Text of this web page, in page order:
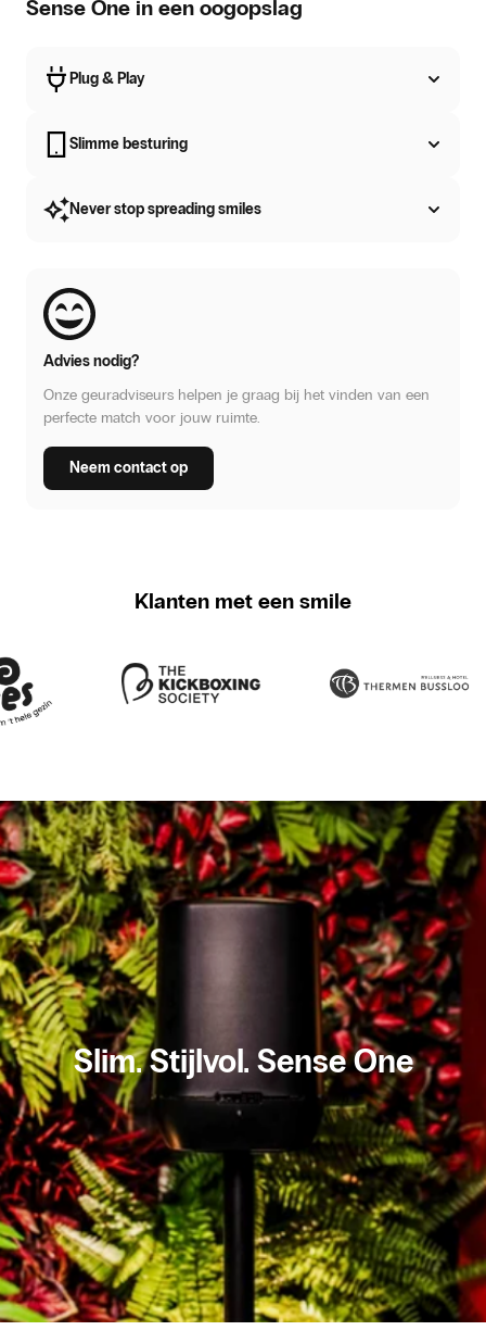
Sense One in een oogopslag
Plug & Play
Slimme besturing
Never stop spreading smiles
Advies nodig?
Onze geuradviseurs helpen je graag bij het vinden van een
perfecte match voor jouw ruimte.
Neem contact op
Klanten met een smile
Slim. Stijlvol. Sense One